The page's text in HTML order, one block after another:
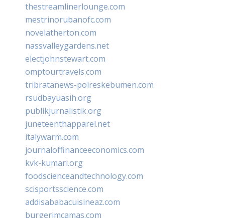
thestreamlinerlounge.com
mestrinorubanofc.com
novelatherton.com
nassvalleygardens.net
electjohnstewart.com
omptourtravels.com
tribratanews-polreskebumen.com
rsudbayuasih.org
publikjurnalistik.org
juneteenthapparel.net
italywarm.com
journaloffinanceeconomics.com
kvk-kumari.org
foodscienceandtechnology.com
scisportsscience.com
addisababacuisineaz.com
burgerimcamas.com